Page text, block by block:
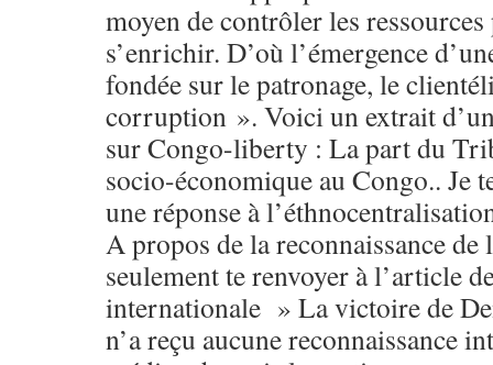
moyen de contrôler les
s’enrichir. D’où l’émergence
fondée sur le patronage, le
corruption ». Voici un extrait
sur Congo-liberty : La part du
socio-économique au Congo.. Je
une réponse à
A propos de la reconnaissance
seulement te renvoyer à l’article
internationale » La victoire de
n’a reçu aucune reconnaissance